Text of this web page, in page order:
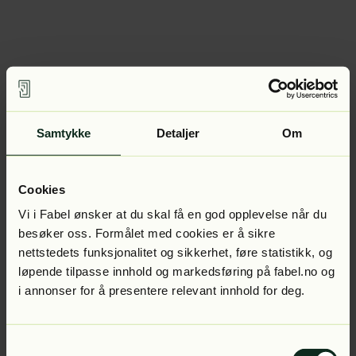
Samtykke Detaljer Om
Cookies
Vi i Fabel ønsker at du skal få en god opplevelse når du
besøker oss. Formålet med cookies er å sikre
nettstedets funksjonalitet og sikkerhet, føre statistikk, og
løpende tilpasse innhold og markedsføring på fabel.no og
i annonser for å presentere relevant innhold for deg.